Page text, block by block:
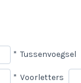
* Tussenvoegsel
* Voorletters